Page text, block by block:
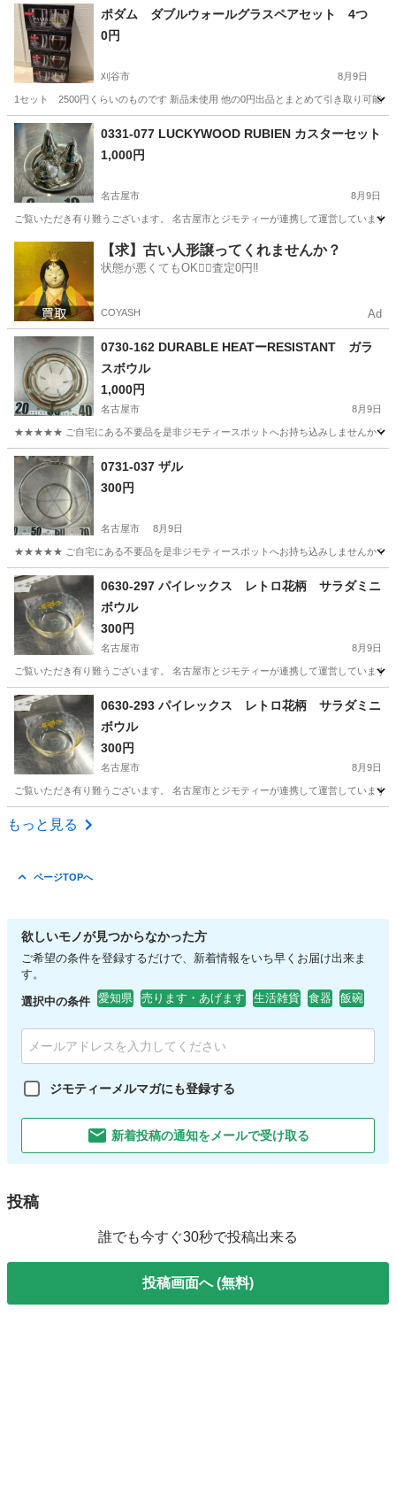
岐阜 各務原市 その他
ポダム ダブルウォールグラスペアセット 4つ
0円
刈谷市 8月9日
1セット 2500円くらいのものです 新品未使用 他の0円出品とまとめて引き取り可能な
愛知 刈谷市
0331-077 LUCKYWOOD RUBIEN カスターセット
1,000円
名古屋市 8月9日
ご覧いただき有り難うございます。 名古屋市とジモティーが連携して運営してい
生活雑貨 LUCKYWOOD
【求】古い人形譲ってくれませんか？
状態が悪くてもOK🙆‍♀️査定0円‼️
COYASH Ad
0730-162 DURABLE HEATーRESISTANT ガラ
スボウル
1,000円
名古屋市 8月9日
★★★★★ ご自宅にある不要品を是非ジモティースポットへお持ち込みしませんか？
愛知 名古屋市 0731-037 ザル
300円
名古屋市 8月9日
★★★★★ ご自宅にある不要品を是非ジモティースポットへお持ち込みしませんか？
愛知 名古屋市 0630-297 パイレックス レトロ花柄 サラダミニ
ボウル
300円
名古屋市 8月9日
ご覧いただき有り難うございます。 名古屋市とジモティーが連携して運営してい
愛知 名古屋市 リユース
0630-293 パイレックス レトロ花柄 サラダミニ
ボウル
300円
名古屋市 8月9日
ご覧いただき有り難うございます。 名古屋市とジモティーが連携して運営してい
愛知 名古屋市
もっと見る
ページTOPへ
欲しいモノが見つからなかった方
ご希望の条件を登録するだけで、新着情報をいち早くお届け出来ま
す。
選択中の条件 愛知県 売ります・あげます 生活雑貨 食器 飯碗
ジモティーメルマガにも登録する
新着投稿の通知をメールで受け取る
投稿
誰でも今すぐ30秒で投稿出来る
投稿画面へ (無料)